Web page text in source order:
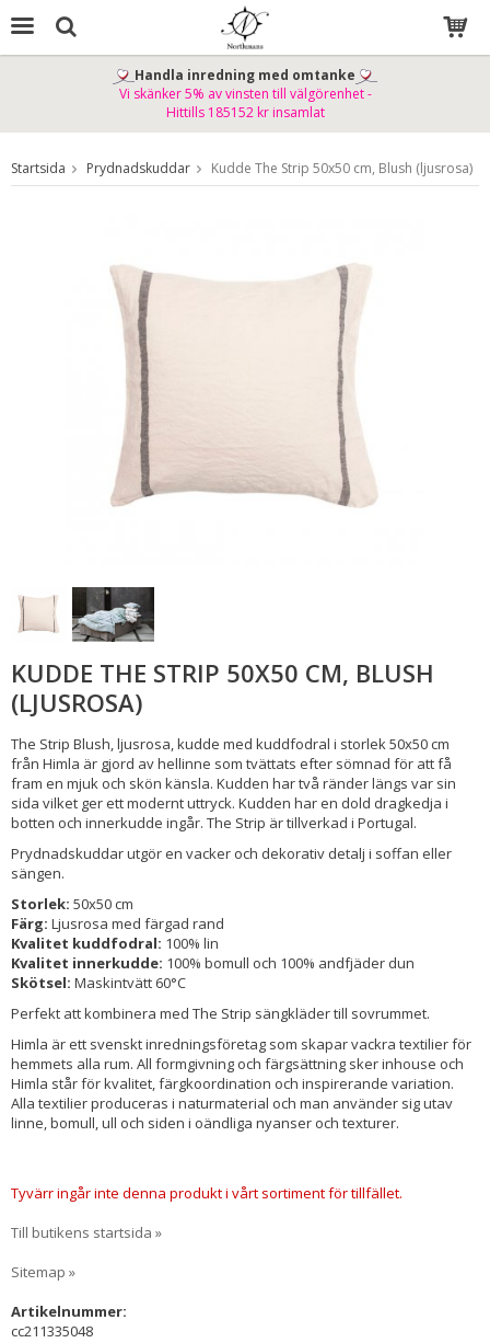
Produkten har blivit tillagd i varukorgen
Handla inredning med omtanke
Vi skänker 5% av vinsten till välgörenhet -
Hittills 185152 kr insamlat
Startsida Prydnadskuddar Kudde The Strip 50x50 cm, Blush (ljusrosa)
KUDDE THE STRIP 50X50 CM, BLUSH
(LJUSROSA)
The Strip Blush, ljusrosa, kudde med kuddfodral i storlek 50x50 cm
från Himla är gjord av hellinne som tvättats efter sömnad för att få
fram en mjuk och skön känsla. Kudden har två ränder längs var sin
sida vilket ger ett modernt uttryck. Kudden har en dold dragkedja i
botten och innerkudde ingår. The Strip är tillverkad i Portugal.
Prydnadskuddar utgör en vacker och dekorativ detalj i soffan eller
sängen.
Storlek: 50x50 cm
Färg: Ljusrosa med färgad rand
Kvalitet kuddfodral: 100% lin
Kvalitet innerkudde: 100% bomull och 100% andfjäder dun
Skötsel: Maskintvätt 60°C
Perfekt att kombinera med The Strip sängkläder till sovrummet.
Himla är ett svenskt inredningsföretag som skapar vackra textilier för
hemmets alla rum. All formgivning och färgsättning sker inhouse och
Himla står för kvalitet, färgkoordination och inspirerande variation.
Alla textilier produceras i naturmaterial och man använder sig utav
linne, bomull, ull och siden i oändliga nyanser och texturer.
Tyvärr ingår inte denna produkt i vårt sortiment för tillfället.
Till butikens startsida »
Sitemap »
Artikelnummer:
cc211335048